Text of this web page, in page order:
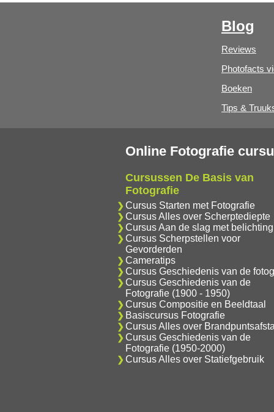
Blog
Reviews
Photofacts
Boeken
Tips &
Online Fotografie
Cursussen De Basis van
Fotografie
Cursus Starten met Fotografie
Cursus Alles over Scherptediepte
Cursus Aan de slag met belichting
Cursus Scherpstellen voor
Gevorderden
Cameratips
Cursus Geschiedenis van de
Cursus Geschiedenis van de
Fotografie (1900 - 1950)
Cursus Compositie en Beeldtaal
Basiscursus Fotografie
Cursus Alles over
Cursus Geschiedenis van de
Fotografie (1950-2000)
Cursus Alles over Statiefgebruik